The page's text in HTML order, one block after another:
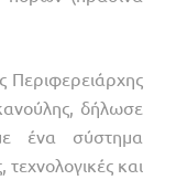
Περιφερειάρχης
δήλωσε
ένα σύστημα
και